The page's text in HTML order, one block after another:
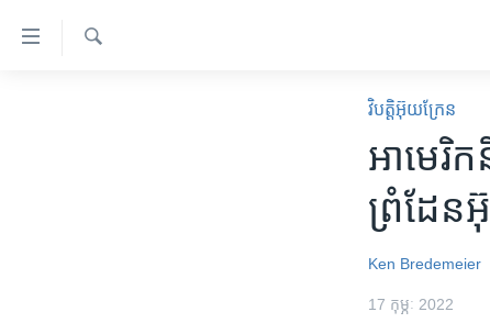
ទៅ​
វិបត្តិអ៊ុយក្រែន
អាមេរិ
ព្រំដែន​
Ken Bredemeier
17 កុម្ភៈ 2022